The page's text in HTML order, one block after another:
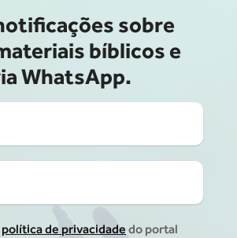
sobre
bíblicos e
WhatsApp.
política de privacidade do portal